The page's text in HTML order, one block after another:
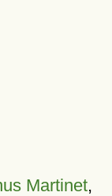
Martinet,